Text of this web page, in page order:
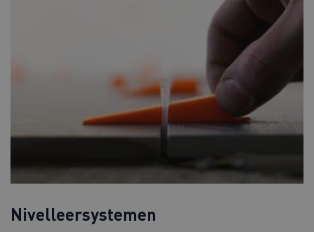
Nivelleersystemen